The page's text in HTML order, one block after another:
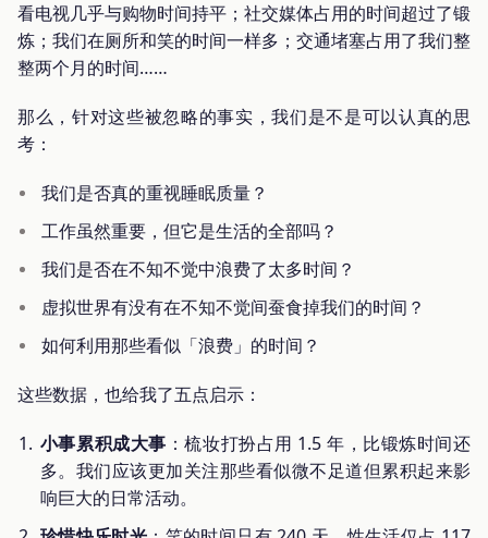
看电视几乎与购物时间持平；社交媒体占用的时间超过了锻
炼；我们在厕所和笑的时间一样多；交通堵塞占用了我们整
整两个月的时间……
那么，针对这些被忽略的事实，我们是不是可以认真的思
考：
我们是否真的重视睡眠质量？
工作虽然重要，但它是生活的全部吗？
我们是否在不知不觉中浪费了太多时间？
虚拟世界有没有在不知不觉间蚕食掉我们的时间？
如何利用那些看似「浪费」的时间？
这些数据，也给我了五点启示：
小事累积成大事 ：梳妆打扮占用 1.5 年，比锻炼时间还
多。我们应该更加关注那些看似微不足道但累积起来影
响巨大的日常活动。